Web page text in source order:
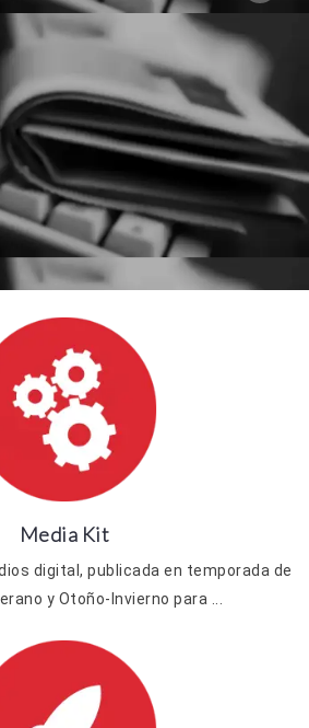
Media Kit
digital, publicada en temporada de
y Otoño-Invierno para ...